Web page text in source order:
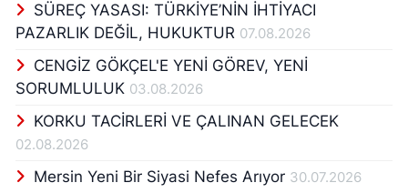
SÜREÇ YASASI: TÜRKİYE’NİN İHTİYACI
PAZARLIK DEĞİL, HUKUKTUR 07.08.2026
CENGİZ GÖKÇEL'E YENİ GÖREV, YENİ
SORUMLULUK 03.08.2026
KORKU TACİRLERİ VE ÇALINAN GELECEK
02.08.2026
Mersin Yeni Bir Siyasi Nefes Arıyor 30.07.2026